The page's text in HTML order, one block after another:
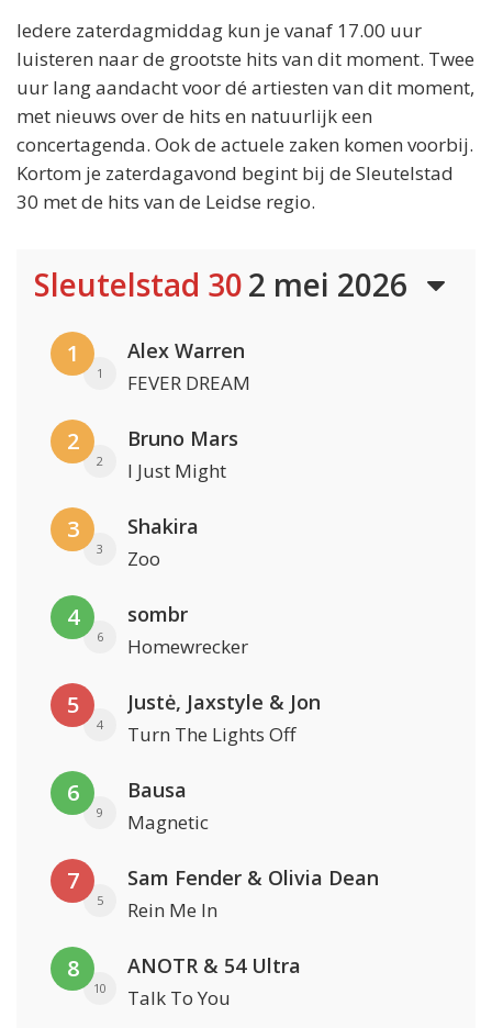
Iedere zaterdagmiddag kun je vanaf 17.00 uur
luisteren naar de grootste hits van dit moment. Twee
uur lang aandacht voor dé artiesten van dit moment,
met nieuws over de hits en natuurlijk een
concertagenda. Ook de actuele zaken komen voorbij.
Kortom je zaterdagavond begint bij de Sleutelstad
30 met de hits van de Leidse regio.
Sleutelstad 302 mei 2026
1
1
Alex Warren
FEVER DREAM
2
2
Bruno Mars
I Just Might
3
3
Shakira
Zoo
4
6
sombr
Homewrecker
5
4
Justė, Jaxstyle & Jon
Turn The Lights Off
6
9
Bausa
Magnetic
7
5
Sam Fender & Olivia Dean
Rein Me In
8
10
ANOTR & 54 Ultra
Talk To You